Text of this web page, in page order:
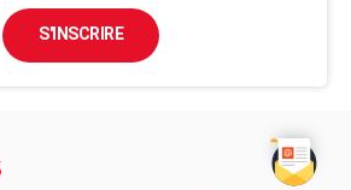
S'INSCRIRE